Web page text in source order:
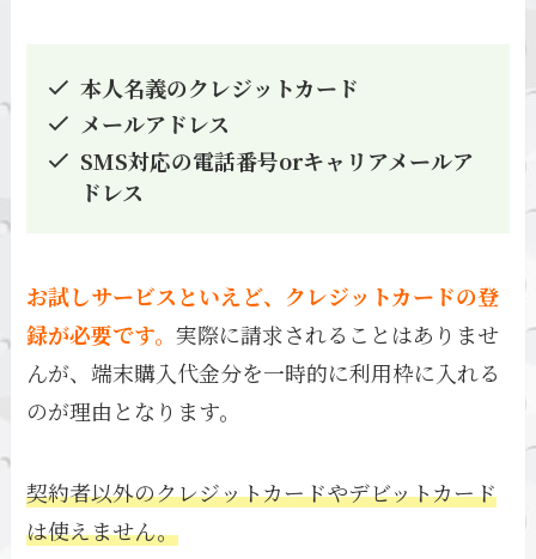
本人名義のクレジットカード
メールアドレス
SMS対応の電話番号orキャリアメールア
ドレス
お試しサービスといえど、クレジットカードの登
録が必要です。実際に請求されることはありませ
んが、端末購入代金分を一時的に利用枠に入れる
のが理由となります。
契約者以外のクレジットカードやデビットカード
は使えません。